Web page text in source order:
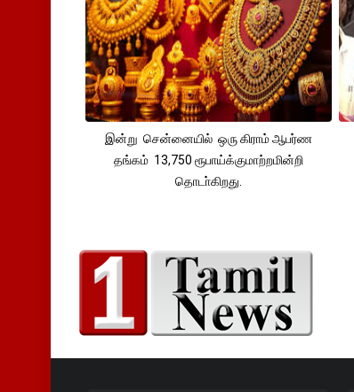
இன்று சென்னையில் ஒரு கிராம் ஆபர்ண
தங்கம் 13,750 ரூபாய்க்குமாற்றமின்றி
தொடா்கிறது.